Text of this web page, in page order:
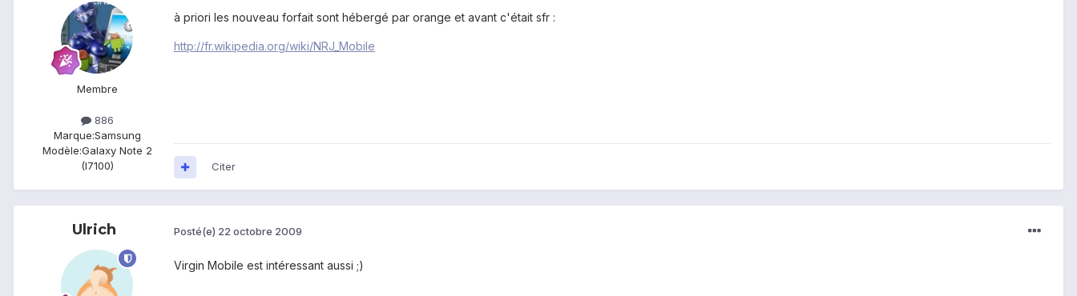
Membre
886
Marque:Samsung
Modèle:Galaxy Note 2
(I7100)
à priori les nouveau forfait sont hébergé par orange et avant c'était sfr :
http://fr.wikipedia.org/wiki/NRJ_Mobile
Citer
Ulrich Posté(e) 22 octobre 2009
Virgin Mobile est intéressant aussi ;)